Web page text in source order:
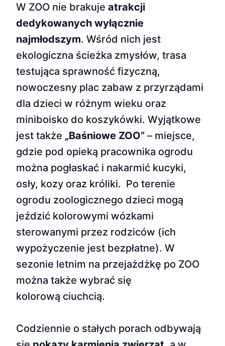
W ZOO nie brakuje atrakcji
dedykowanych wyłącznie
najmłodszym. Wśród nich jest
ekologiczna ścieżka zmysłów, trasa
testująca sprawność fizyczną,
nowoczesny plac zabaw z przyrządami
dla dzieci w różnym wieku oraz
miniboisko do koszykówki. Wyjątkowe
jest także „Baśniowe ZOO” – miejsce,
gdzie pod opieką pracownika ogrodu
można pogłaskać i nakarmić kucyki,
osły, kozy oraz króliki. Po terenie
ogrodu zoologicznego dzieci mogą
jeździć kolorowymi wózkami
sterowanymi przez rodziców (ich
wypożyczenie jest bezpłatne). W
sezonie letnim na przejażdżkę po ZOO
można także wybrać się
kolorową ciuchcią.
Codziennie o stałych porach odbywają